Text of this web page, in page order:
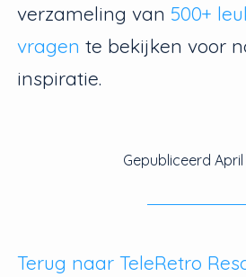
verzameling van 500+
vragen te bekijken voor
inspiratie.
Gepubliceerd
Terug naar TeleRetro